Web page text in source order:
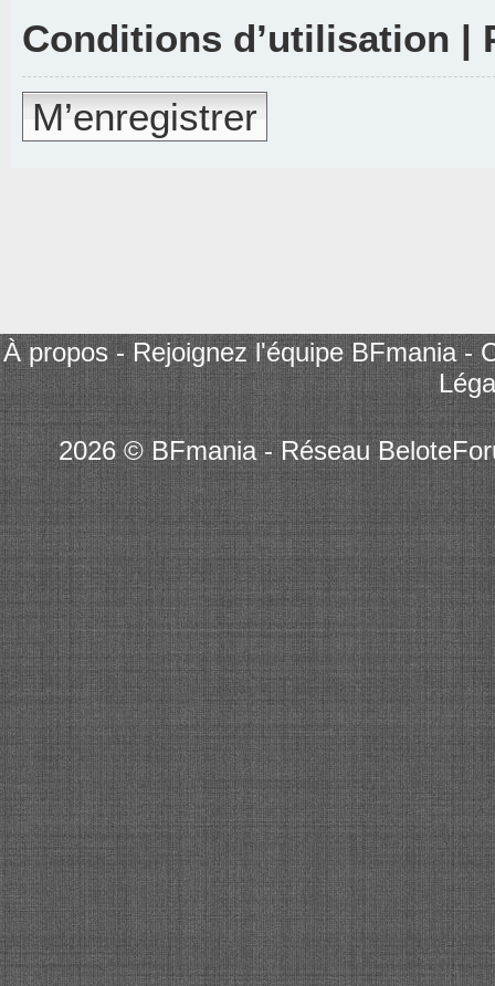
Conditions d’utilisation |
M’enregistrer
À propos-Rejoignez l'équipe BFmania-
2026 © BFmania - Réseau